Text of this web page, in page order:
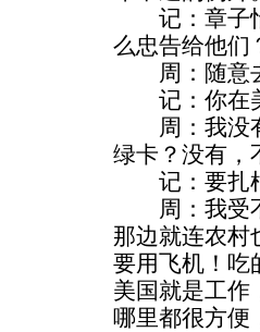
记：章子怡
么忠告给他们
周：随意去
记：你在美
周：我没有
绿卡？没有，
记：要扎根
周：我受不
那边就连农村
要用飞机！吃
美国就是工作
哪里都很方便